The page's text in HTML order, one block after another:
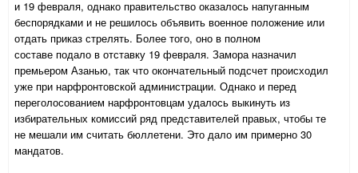
и 19 февраля, однако правительство оказалось напуганным
беспорядками и не решилось объявить военное положение или
отдать приказ стрелять. Более того, оно в полном
составе подало в отставку 19 февраля. Замора назначил
премьером Азанью, так что окончательный подсчет происходил
уже при нарфронтовской администрации. Однако и перед
переголосованием нарфронтовцам удалось выкинуть из
избирательных комиссий ряд представителей правых, чтобы те
не мешали им считать бюллетени. Это дало им примерно 30
мандатов.